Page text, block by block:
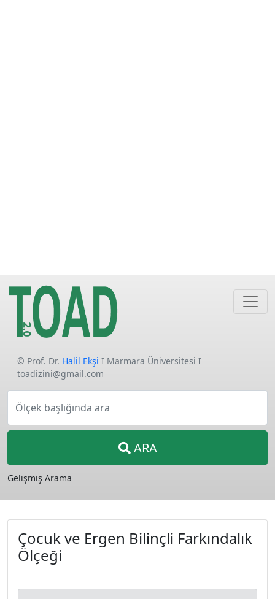
© Prof. Dr. Halil Ekşi I Marmara Üniversitesi I
toadizini@gmail.com
Ölçek başlığında ara
ARA
Gelişmiş Arama
Çocuk ve Ergen Bilinçli Farkındalık
Ölçeği